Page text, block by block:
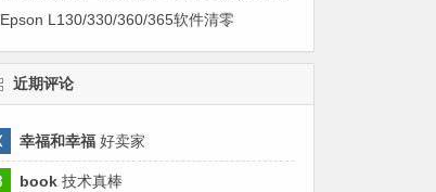
Epson L130/330/360/365软件清零
近期评论
幸福和幸福好卖家
book技术真棒